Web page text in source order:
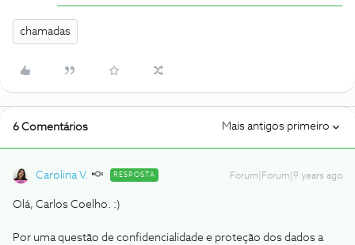
chamadas
6 Comentários Mais antigos primeiro
Carolina V. RESPOSTA Forum|Forum|9 years ago
Olá, Carlos Coelho. :)
Por uma questão de confidencialidade e proteção dos dados a